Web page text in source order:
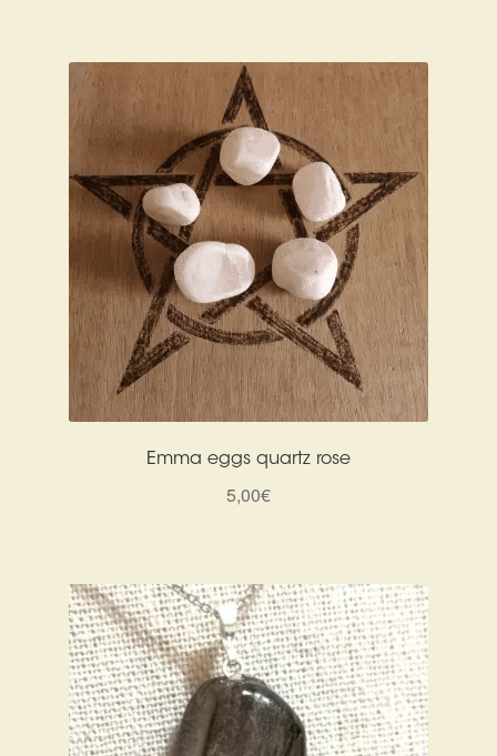
Emma eggs quartz rose
5,00€